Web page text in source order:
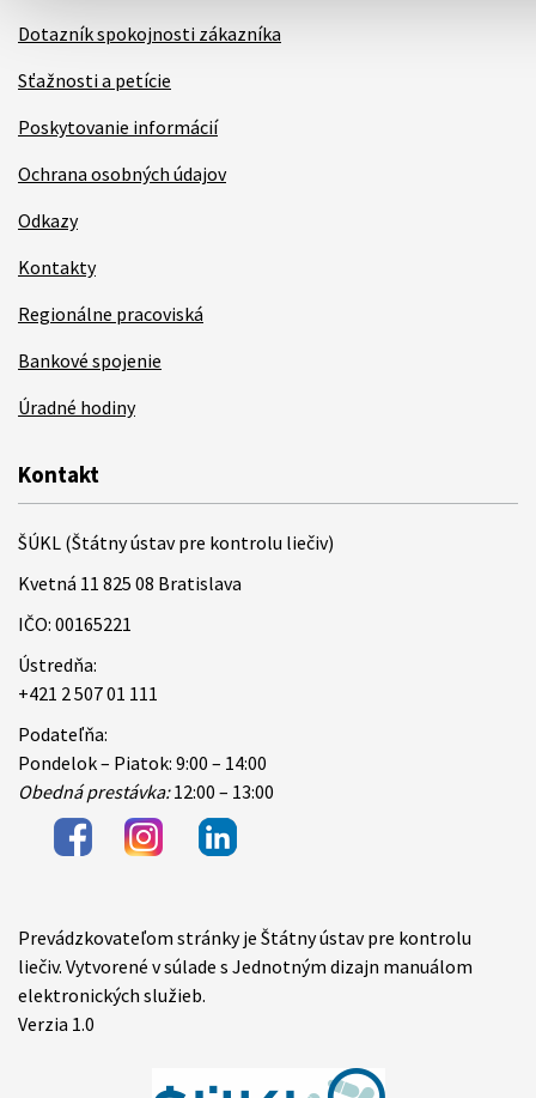
Dotazník spokojnosti zákazníka
Sťažnosti a petície
Poskytovanie informácií
Ochrana osobných údajov
Odkazy
Kontakty
Regionálne pracoviská
Bankové spojenie
Úradné hodiny
Kontakt
ŠÚKL (Štátny ústav pre kontrolu liečiv)
Kvetná 11 825 08 Bratislava
IČO: 00165221
Ústredňa:
+421 2 507 01 111
Podateľňa:
Pondelok – Piatok: 9:00 – 14:00
Obedná prestávka:12:00 – 13:00
Items
Prevádzkovateľom stránky je Štátny ústav pre kontrolu
liečiv. Vytvorené v súlade s Jednotným dizajn manuálom
elektronických služieb.
Verzia 1.0